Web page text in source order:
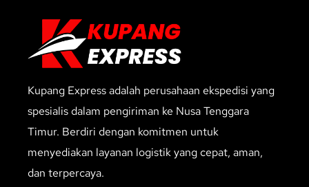
Kupang Express adalah perusahaan ekspedisi yang
spesialis dalam pengiriman ke Nusa Tenggara
Timur. Berdiri dengan komitmen untuk
menyediakan layanan logistik yang cepat, aman,
dan terpercaya.